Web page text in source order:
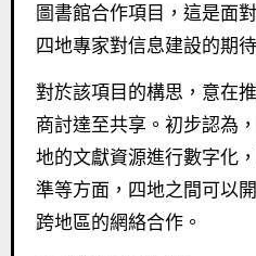
圖書館合作項目，這是面
四地專家對信息建設的期待
對於該項目的構思，意在
商討達至共享。初步認為
地的文獻資源進行數字化
準等方面，四地之間可以
跨地區的網絡合作。